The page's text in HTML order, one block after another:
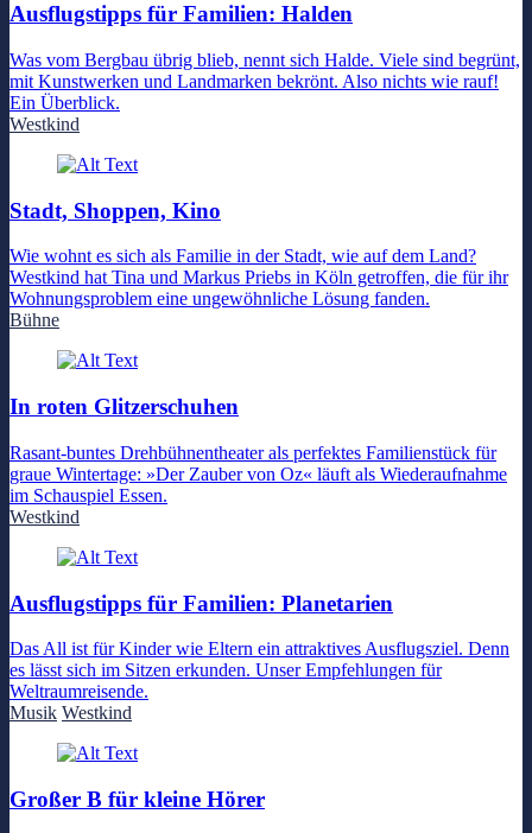
Ausflugstipps für Familien: Halden
Was vom Bergbau übrig blieb, nennt sich Halde. Viele sind begrünt,
mit Kunstwerken und Landmarken bekrönt. Also nichts wie rauf!
Ein Überblick.
Westkind
Stadt, Shoppen, Kino
Wie wohnt es sich als Familie in der Stadt, wie auf dem Land?
Westkind hat Tina und Markus Priebs in Köln getroffen, die für ihr
Wohnungsproblem eine ungewöhnliche Lösung fanden.
Bühne
In roten Glitzerschuhen
Rasant-buntes Drehbühnentheater als perfektes Familienstück für
graue Wintertage: »Der Zauber von Oz« läuft als Wiederaufnahme
im Schauspiel Essen.
Westkind
Ausflugstipps für Familien: Planetarien
Das All ist für Kinder wie Eltern ein attraktives Ausflugsziel. Denn
es lässt sich im Sitzen erkunden. Unser Empfehlungen für
Weltraumreisende.
Musik Westkind
Großer B für kleine Hörer